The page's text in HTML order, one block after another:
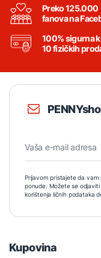
Preko 125.000
fanova na
100% sigurna
10 fizičkih
Prijavom pristajete da vam
ponude. Možete se
korištenja ličnih podataka
Kupovina